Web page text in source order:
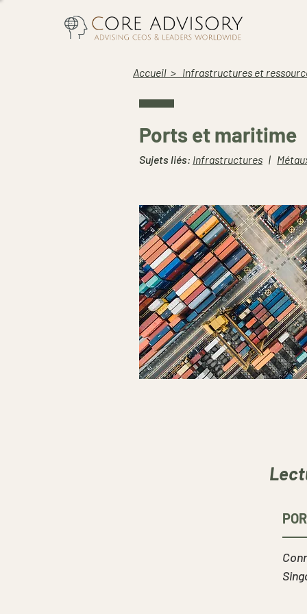
Accueil > Infrastructures et
Ports et maritime
Sujets liés: Infrastructures |